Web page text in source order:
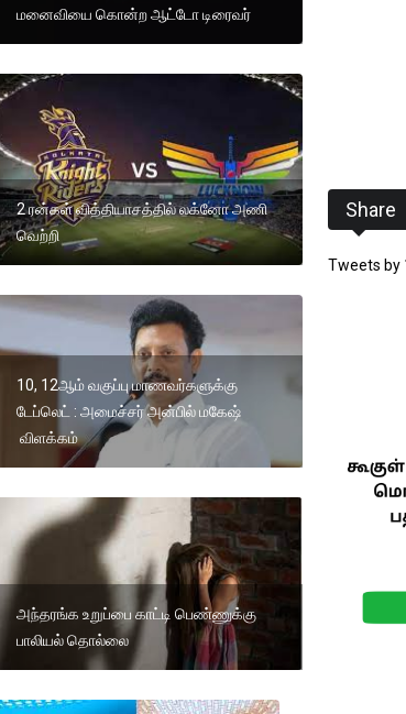
மனைவியை கொன்ற ஆட்டோ டிரைவர்
2 ரன்கள் வித்தியாசத்தில் லக்னோ அணி
வெற்றி
10, 12ஆம் வகுப்பு மாணவர்களுக்கு
டேப்லெட் : அமைச்சர் அன்பில் மகேஷ்
விளக்கம்
அந்தரங்க உறுப்பை காட்டி பெண்ணுக்கு
பாலியல் தொல்லை
Share
Tweets by